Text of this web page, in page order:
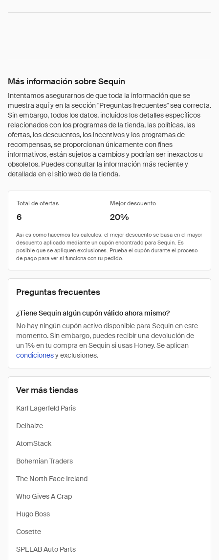
Más información sobre Sequin
Intentamos asegurarnos de que toda la información que se
muestra aquí y en la sección "Preguntas frecuentes" sea correcta.
Sin embargo, todos los datos, incluidos los detalles específicos
relacionados con los programas de la tienda, las políticas, las
ofertas, los descuentos, los incentivos y los programas de
recompensas, se proporcionan únicamente con fines
informativos, están sujetos a cambios y podrían ser inexactos u
obsoletos. Puedes consultar la información más reciente y
detallada en el sitio web de la tienda.
Ver más tiendas
Karl Lagerfeld Paris
Delhaize
AtomStack
Bohemian Traders
The North Face Ireland
Who Gives A Crap
Hugo Boss
Cosette
SPELAB Auto Parts
Total de ofertas Mejor descuento
6 20%
Preguntas frecuentes
¿Tiene Sequin algún cupón válido ahora mismo?
No hay ningún cupón activo disponible para Sequin en este
momento. Sin embargo, puedes recibir una devolución de
un 1% en tu compra en Sequin si usas Honey. Se aplican
condicionesy exclusiones.